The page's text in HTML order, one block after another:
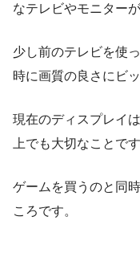
なテレビやモニター
少し前のテレビを使
時に画質の良さにビ
現在のディスプレイ
上でも大切なことです
ゲームを買うのと同
ころです。